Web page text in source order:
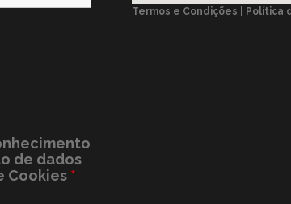
de dados
Cookies *
Termos e Condições | Política